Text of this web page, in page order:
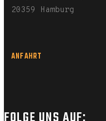
20359 Hamburg
ANFAHRT